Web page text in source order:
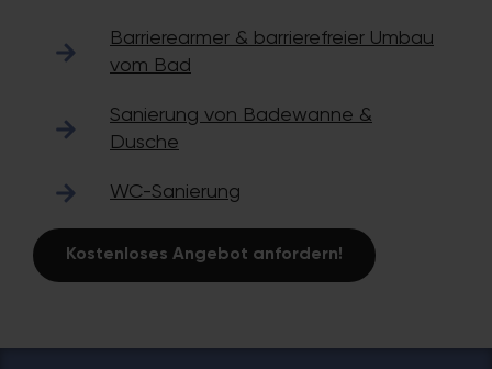
Barrierearmer & barrierefreier Umbau
vom Bad
Sanierung von Badewanne &
Dusche
WC-Sanierung
Kostenloses Angebot anfordern!